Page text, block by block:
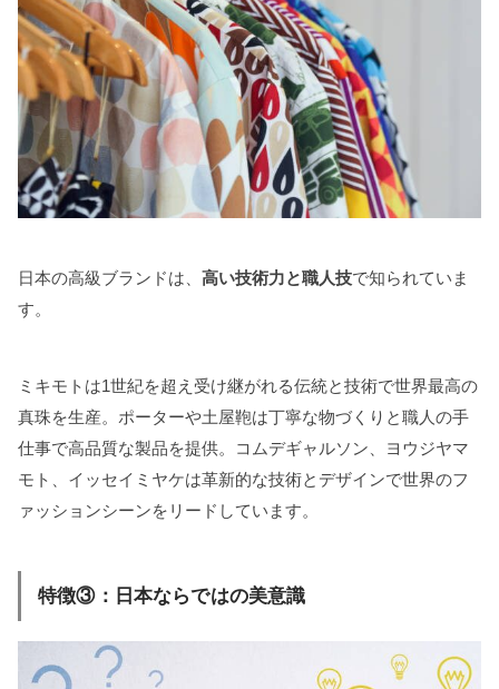
日本の高級ブランドは、 高い技術力と職人技で知られていま
す。
ミキモトは1世紀を超え受け継がれる伝統と技術で世界最高の
真珠を生産。ポーターや土屋鞄は丁寧な物づくりと職人の手
仕事で高品質な製品を提供。コムデギャルソン、ヨウジヤマ
モト、イッセイミヤケは革新的な技術とデザインで世界のフ
ァッションシーンをリードしています。
特徴③：日本ならではの美意識